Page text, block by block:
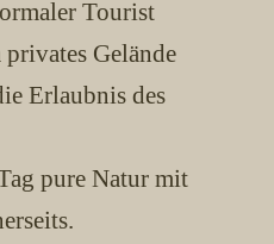
Tourist
Gelände
Erlaubnis des
pure Natur mit